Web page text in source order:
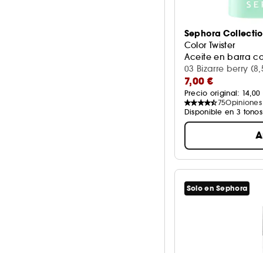
Sephora
Color Twister
Aceite en barra
03 Bizarre berry
7,00 €
Precio original: 14,00
75Opiniones
Disponible en 3 tonos
Solo en Sephora